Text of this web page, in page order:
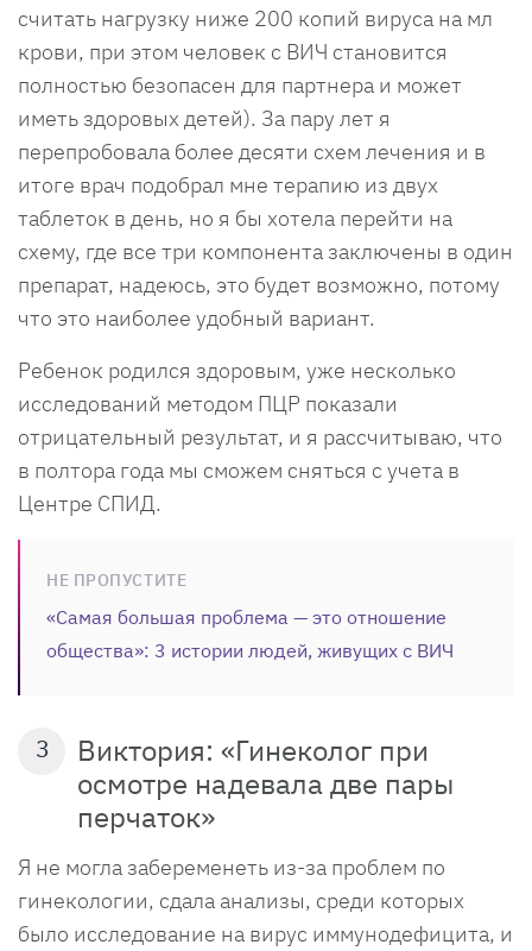
считать нагрузку ниже 200 копий вируса на мл
крови, при этом человек с ВИЧ становится
полностью безопасен для партнера и может
иметь здоровых детей). За пару лет я
перепробовала более десяти схем лечения и в
итоге врач подобрал мне терапию из двух
таблеток в день, но я бы хотела перейти на
схему, где все три компонента заключены в один
препарат, надеюсь, это будет возможно, потому
что это наиболее удобный вариант.
Ребенок родился здоровым, уже несколько
исследований методом ПЦР показали
отрицательный результат, и я рассчитываю, что
в полтора года мы сможем сняться с учета в
Центре СПИД.
НЕ ПРОПУСТИТЕ
«Самая большая проблема — это отношение
общества»: 3 истории людей, живущих с ВИЧ
3
Виктория: «Гинеколог при
осмотре надевала две пары
перчаток»
Я не могла забеременеть из-за проблем по
гинекологии, сдала анализы, среди которых
было исследование на вирус иммунодефицита, и